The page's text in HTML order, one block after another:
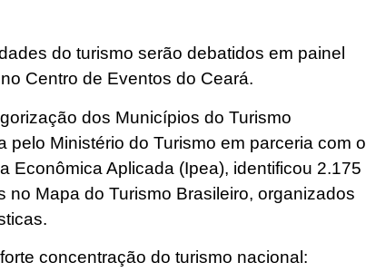
do turismo serão debatidos em painel
Centro de Eventos do Ceará.
dos Municípios do Turismo
pelo Ministério do Turismo em parceria com o
Econômica Aplicada (Ipea), identificou 2.175
no Mapa do Turismo Brasileiro, organizados
concentração do turismo nacional: